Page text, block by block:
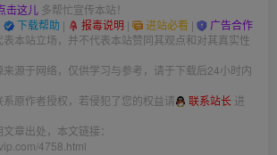
击这儿 多帮忙宣传本站！
下载帮助 | 报毒说明 | 进站必看 | 广告合作
本站立场，并不代表本站赞同其观点和对其真实性
源于网络，仅供学习与参考，请于下载后24小时内
原作者授权，若侵犯了您的权益请 联系站长 进
章出处，本文链接：
4758.html